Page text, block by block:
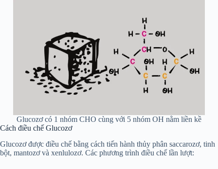
Glucozơ có 1 nhóm CHO cùng với 5 nhóm OH nằm liền kề
Cách điều chế Glucozơ
Glucozơ được điều chế bằng cách tiến hành thủy phân saccarozơ, tinh
bột, mantozơ và xenlulozơ. Các phương trình điều chế lần lượt: